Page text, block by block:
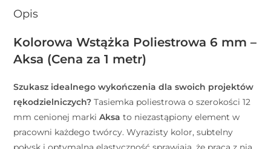
Opis
Kolorowa Wstążka Poliestrowa 6 mm –
Aksa (Cena za 1 metr)
Szukasz idealnego wykończenia dla swoich projektów
rękodzielniczych? Tasiemka poliestrowa o szerokości 12
mm cenionej markiAksa to niezastąpiony element w
pracowni każdego twórcy. Wyrazisty kolor, subtelny